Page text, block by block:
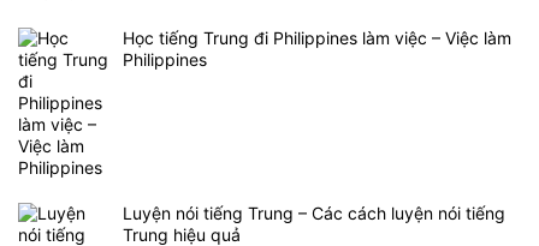
Học tiếng Trung đi Philippines làm việc – Việc làm
Philippines
Luyện nói tiếng Trung – Các cách luyện nói tiếng
Trung hiệu quả